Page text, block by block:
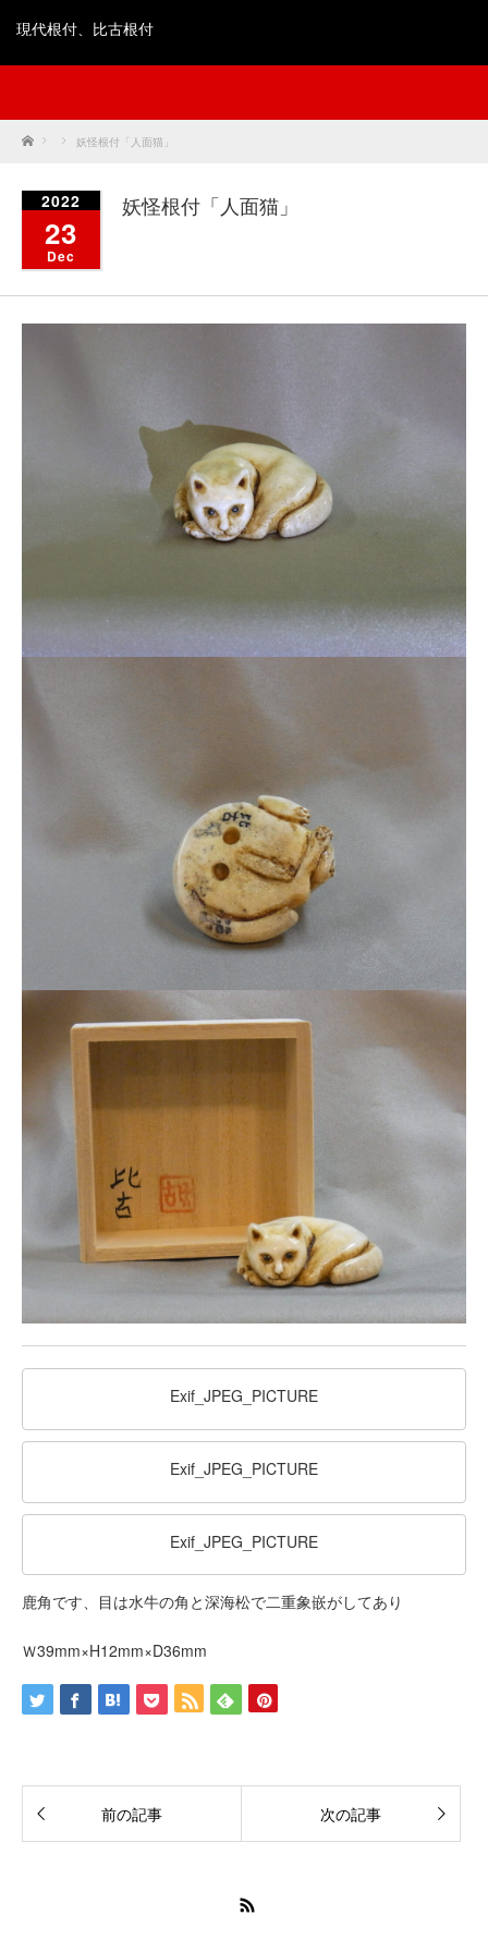
現代根付、比古根付
Home 妖怪根付「人面猫」
2022
23
Dec
妖怪根付「人面猫」
Exif_JPEG_PICTURE
Exif_JPEG_PICTURE
Exif_JPEG_PICTURE
鹿角です、目は水牛の角と深海松で二重象嵌がしてあり
Ｗ39mm×H12mm×D36mm
前の記事 次の記事